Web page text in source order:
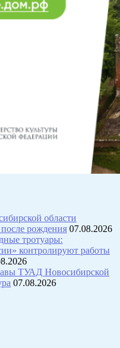
области
рождения 07.08.2026
тротуары:
контролируют работы
ТУАД Новосибирской
07.08.2026